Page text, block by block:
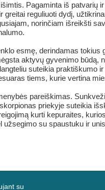
Pagaminta iš patvarių
reguliuoti dydį,
norinčiam išreikšti
esmę, derindamas
aktyvų gyvenimo būdą,
suteikia praktiškumo
tiems, kurie vertina
pareiškimas.
priekyje suteikia
kurti kepuraites,
su spaustuku ir
su